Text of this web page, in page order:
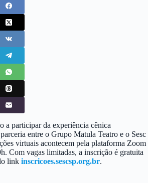
a participar da experiência cênica
entre o Grupo Matula Teatro e o Sesc
virtuais acontecem pela plataforma Zoom
Com vagas limitadas, a inscrição é gratuita
link inscricoes.sescsp.org.br.